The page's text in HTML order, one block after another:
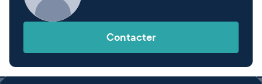
Contacter